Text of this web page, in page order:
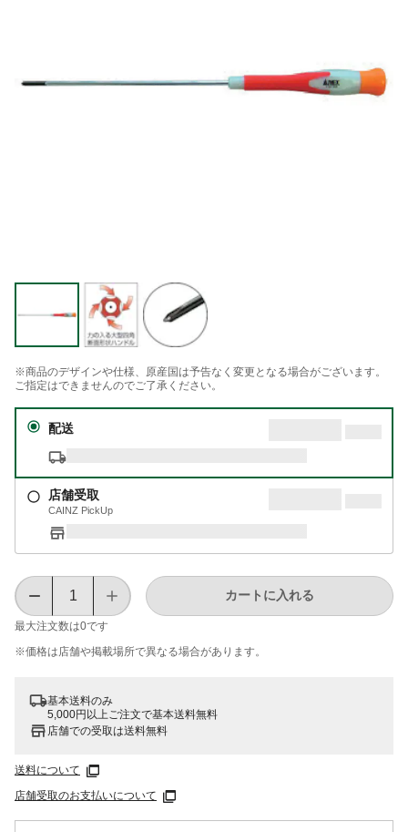
※商品のデザインや仕様、原産国は予告なく変更となる場合がございます。
ご指定はできませんのでご了承ください。
配送
店舗受取
CAINZ PickUp
最大注文数は0です
カートに入れる
※価格は​店舗や​掲載場所で​異なる​場合が​あります。
基本送料のみ
5,000円以上ご注文で基本送料無料
店舗での受取は送料無料
送料について
店舗受取のお支払いについて